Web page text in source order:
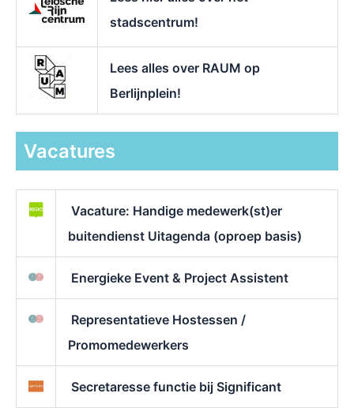
stadscentrum!
Lees alles over RAUM op
Berlijnplein!
Vacatures
Vacature: Handige medewerk(st)er
buitendienst Uitagenda (oproep basis)
Energieke Event & Project Assistent
Representatieve Hostessen /
Promomedewerkers
Secretaresse functie bij Significant